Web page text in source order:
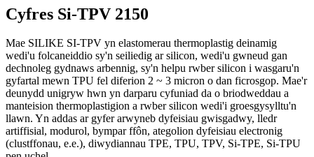
Cyfres Si-TPV 2150
Mae SILIKE SI-TPV yn elastomerau thermoplastig deinamig
wedi'u folcaneiddio sy'n seiliedig ar silicon, wedi'u gwneud gan
dechnoleg gydnaws arbennig, sy'n helpu rwber silicon i wasgaru'n
gyfartal mewn TPU fel diferion 2 ~ 3 micron o dan ficrosgop. Mae'r
deunydd unigryw hwn yn darparu cyfuniad da o briodweddau a
manteision thermoplastigion a rwber silicon wedi'i groesgysylltu'n
llawn. Yn addas ar gyfer arwyneb dyfeisiau gwisgadwy, lledr
artiffisial, modurol, bympar ffôn, ategolion dyfeisiau electronig
(clustffonau, e.e.), diwydiannau TPE, TPU, TPV, Si-TPE, Si-TPU